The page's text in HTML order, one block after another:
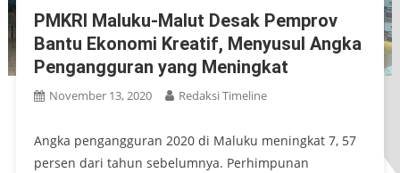
PMKRI Maluku-Malut Desak Pemprov
Bantu Ekonomi Kreatif, Menyusul Angka
Pengangguran yang Meningkat
November 13, 2020 Redaksi Timeline
Angka pengangguran 2020 di Maluku meningkat 7, 57
persen dari tahun sebelumnya. Perhimpunan